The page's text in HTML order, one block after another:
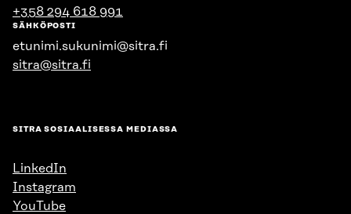
+358 294 618 991
SÄHKÖPOSTI
etunimi.sukunimi@sitra.fi
sitra@sitra.fi
SITRA SOSIAALISESSA MEDIASSA
LinkedIn
Instagram
YouTube